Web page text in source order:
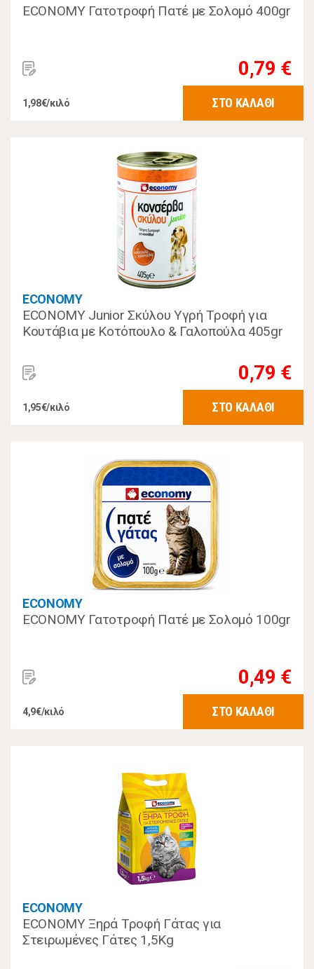
ECONOMY Γατοτροφή Πατέ με Σολομό 400gr
0,79 €
1,98€/κιλό ΣΤΟ ΚΑΛΑΘΙ
ECONOMY
ECONOMY Junior Σκύλου Υγρή Τροφή για
Κουτάβια με Κοτόπουλο & Γαλοπούλα 405gr
0,79 €
1,95€/κιλό ΣΤΟ ΚΑΛΑΘΙ
ECONOMY
ECONOMY Γατοτροφή Πατέ με Σολομό 100gr
0,49 €
4,9€/κιλό ΣΤΟ ΚΑΛΑΘΙ
ECONOMY
ECONOMY Ξηρά Τροφή Γάτας για
Στειρωμένες Γάτες 1,5Kg